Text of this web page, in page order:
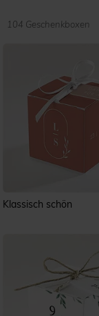
104 Geschenkboxen
Klassisch schön